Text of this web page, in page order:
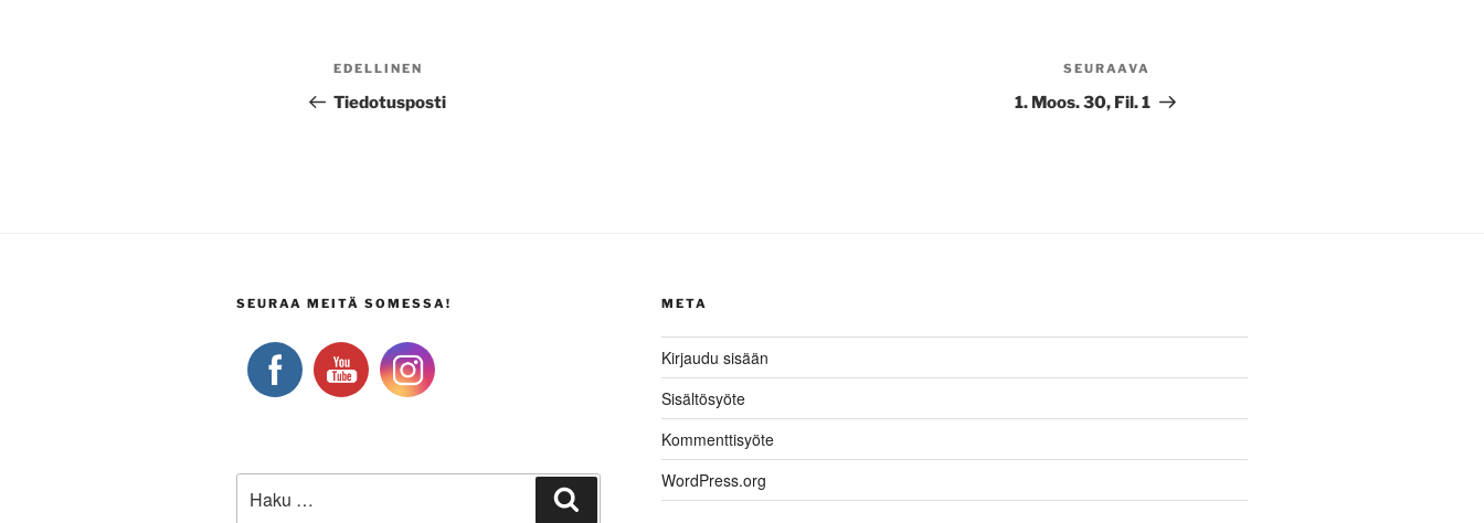
Artikkelien
selaus
Edellinen
artikkeli
EDELLINEN
Tiedotusposti
artikkeli
SEURAAVA
1. Moos. 30, Fil. 1
SEURAA MEITÄ SOMESSA! META
Kirjaudu sisään
Sisältösyöte
Kommenttisyöte
WordPress.org